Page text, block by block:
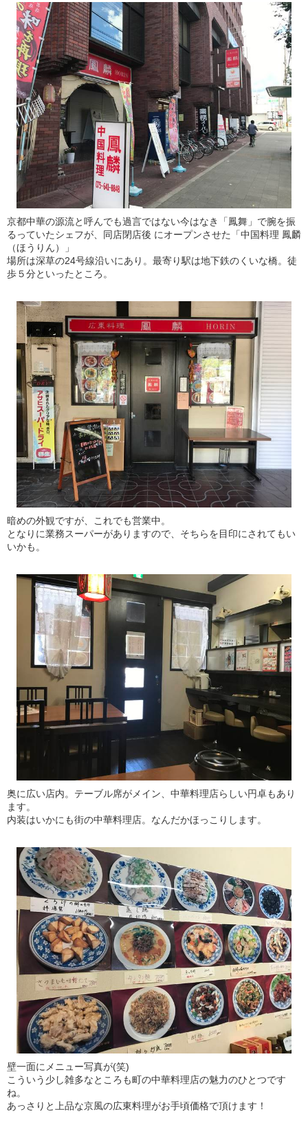
京都中華の源流と呼んでも過言ではない今はなき「鳳舞」で腕を振
るっていたシェフが、同店閉店後 にオープンさせた「中国料理 鳳麟
（ほうりん）」
場所は深草の24号線沿いにあり。最寄り駅は地下鉄のくいな橋。徒
歩５分といったところ。
暗めの外観ですが、これでも営業中。
となりに業務スーパーがありますので、そちらを目印にされてもい
いかも。
奥に広い店内。テーブル席がメイン、中華料理店らしい円卓もあり
ます。
内装はいかにも街の中華料理店。なんだかほっこりします。
壁一面にメニュー写真が(笑)
こういう少し雑多なところも町の中華料理店の魅力のひとつです
ね。
あっさりと上品な京風の広東料理がお手頃価格で頂けます！